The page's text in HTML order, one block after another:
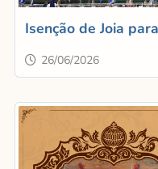
Isenção de Joia
26/06/2026